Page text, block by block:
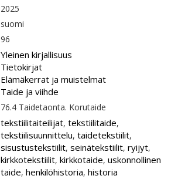
2025
suomi
96
Yleinen kirjallisuus
Tietokirjat
Elämäkerrat ja muistelmat
Taide ja viihde
76.4 Taidetaonta. Korutaide
tekstiilitaiteilijat, tekstiilitaide,
tekstiilisuunnittelu, taidetekstiilit,
sisustustekstiilit, seinätekstiilit, ryijyt,
kirkkotekstiilit, kirkkotaide, uskonnollinen
taide, henkilöhistoria, historia